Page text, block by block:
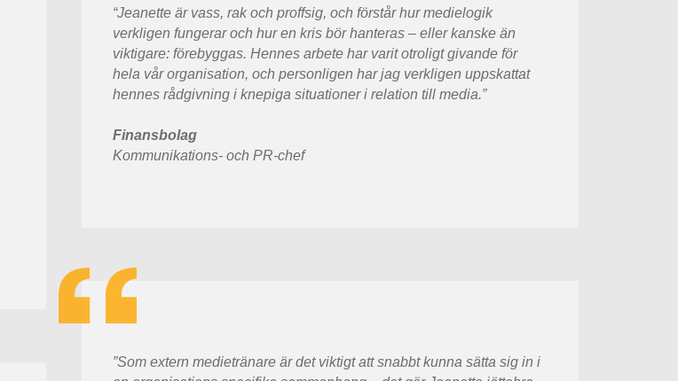
“Jeanette är vass, rak och proffsig, och förstår hur medielogik
verkligen fungerar och hur en kris bör hanteras – eller kanske än
viktigare: förebyggas. Hennes arbete har varit otroligt givande för
hela vår organisation, och personligen har jag verkligen uppskattat
hennes rådgivning i knepiga situationer i relation till media.”
Finansbolag
Kommunikations- och PR-chef
”Som extern medietränare är det viktigt att snabbt kunna sätta sig in i